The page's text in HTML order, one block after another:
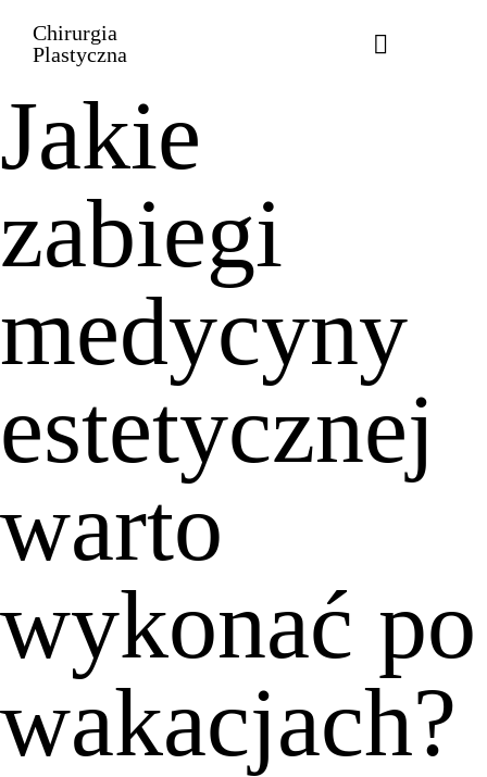
Chirurgia
Plastyczna
Jakie
zabiegi
medycyny
estetycznej
warto
wykonać po
wakacjach?